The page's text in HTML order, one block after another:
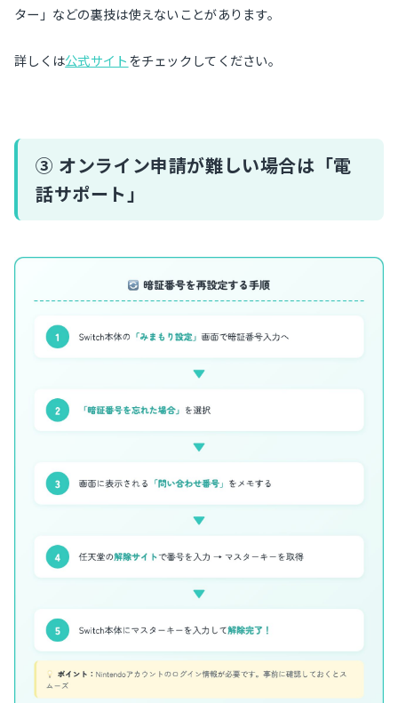
ター」などの裏技は使えないことがあります。
詳しくは公式サイト をチェックしてください。
③ オンライン申請が難しい場合は「電
話サポート」